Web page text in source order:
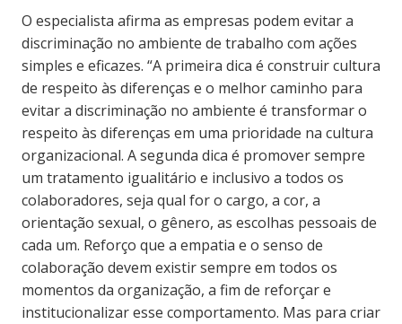
O especialista afirma as empresas podem evitar a
discriminação no ambiente de trabalho com ações
simples e eficazes. “A primeira dica é construir cultura
de respeito às diferenças e o melhor caminho para
evitar a discriminação no ambiente é transformar o
respeito às diferenças em uma prioridade na cultura
organizacional. A segunda dica é promover sempre
um tratamento igualitário e inclusivo a todos os
colaboradores, seja qual for o cargo, a cor, a
orientação sexual, o gênero, as escolhas pessoais de
cada um. Reforço que a empatia e o senso de
colaboração devem existir sempre em todos os
momentos da organização, a fim de reforçar e
institucionalizar esse comportamento. Mas para criar